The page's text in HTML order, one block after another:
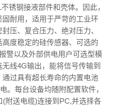
锈钢接液部件和壳体。因此，
耐用，适用于严苛的工业环
压、复合压力、绝对压力、
度稳定的硅传感器、可选的
警以及外部供电用户可选型模
线4G输出，能将信号传输到
过具有超长寿命的内置电池
。每台设备均随附配置软件，
附送电缆)连接到PC,并选择各